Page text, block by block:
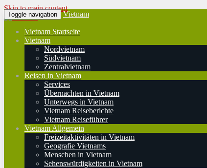
Skip to main content
Toggle navigation Vietnam
Vietnam Startseite
Vietnam
Nordvietnam
Südvietnam
Zentralvietnam
Reisen in Vietnam
Services
Übernachten in Vietnam
Unterwegs in Vietnam
Vietnam Reiseberichte
Vietnam Reiseführer
Vietnam Allgemein
Freizeitaktivitäten in Vietnam
Geografie Vietnams
Menschen in Vietnam
Sehenswürdigkeiten in Vietnam